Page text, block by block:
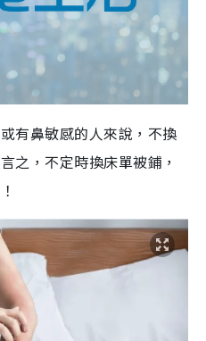
有鼻敏感的人來說，不換
之，不定時換床單被鋪，